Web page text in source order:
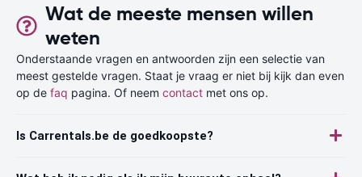
Wat de meeste mensen willen
weten
Onderstaande vragen en antwoorden zijn een selectie van
meest gestelde vragen. Staat je vraag er niet bij kijk dan even
op de faq pagina. Of neem contact met ons op.
Is Carrentals.be de goedkoopste?